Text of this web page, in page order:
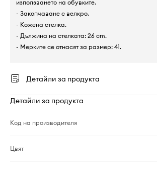
използването на обувките.
- Закопчаване с велкро.
- Кожена стелка.
- Дължина на стелката: 26 cm.
- Мерките се отнасят за размер: 41.
Детайли за продукта
Детайли за продукта
Код на производителя
Цвят